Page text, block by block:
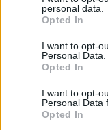
personal data.
Opted In
I want to opt-
Personal Data.
Opted In
I want to opt-
Personal Data
Opted In
in contanti, così
limite all’uso
inutile nei
organizzative
propensione di
d’accordo o